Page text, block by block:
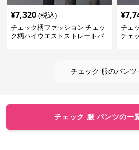
¥7,320 (税込)
チェック柄ファッション チェッ
ク柄ハイウエストストレートパ
¥
チェ
チェ
チェック 服のパンツ
チェック 服 パンツの一